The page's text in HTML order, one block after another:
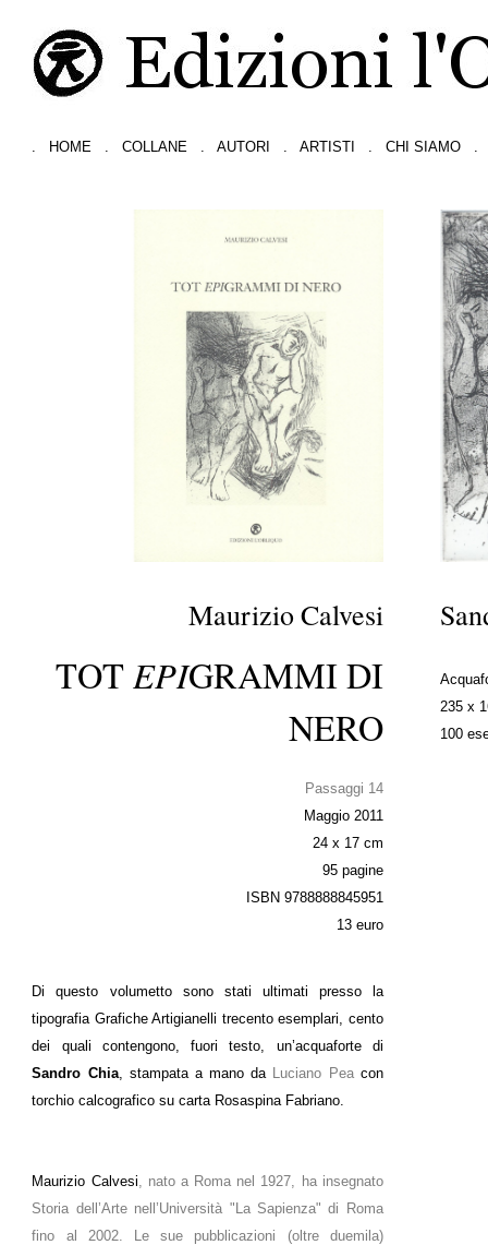
HOME COLLANE AUTORI ARTISTI CHI SIAMO
Maurizio Calvesi
TOTEPIGRAMMI DI
NERO
Passaggi 14
Maggio 2011
24 x 17 cm
95 pagine
ISBN 9788888845951
13 euro
Di questo volumetto sono stati ultimati presso la
tipografia Grafiche Artigianelli trecento esemplari, cento
dei quali contengono, fuori testo, un’acquaforte di
Sandro Chia, stampata a mano da Luciano Peacon
torchio calcografico su carta Rosaspina Fabriano.
Maurizio Calvesi , nato a Roma nel 1927, ha insegnato
Storia dell’Arte nell’Università "La Sapienza" di Roma
fino al 2002. Le sue pubblicazioni (oltre duemila)
235 x
100